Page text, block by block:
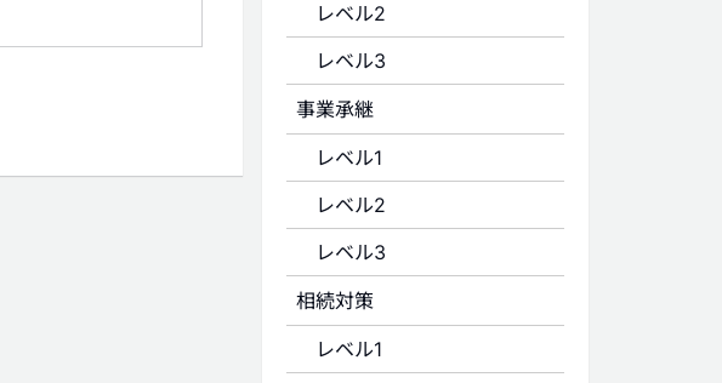
レベル2
レベル3
事業承継
レベル1
レベル2
レベル3
相続対策
レベル1